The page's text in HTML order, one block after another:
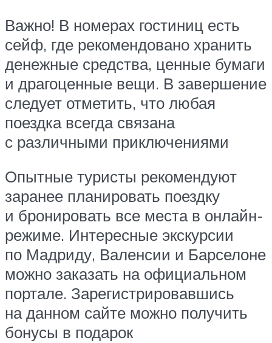
Важно! В номерах гостиниц есть
сейф, где рекомендовано хранить
денежные средства, ценные бумаги
и драгоценные вещи. В завершение
следует отметить, что любая
поездка всегда связана
с различными приключениями
Опытные туристы рекомендуют
заранее планировать поездку
и бронировать все места в онлайн-
режиме. Интересные экскурсии
по Мадриду, Валенсии и Барселоне
можно заказать на официальном
портале. Зарегистрировавшись
на данном сайте можно получить
бонусы в подарок